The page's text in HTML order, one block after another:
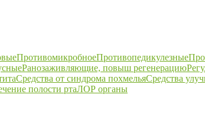
ПротивомикробноеПротивопедикулезные
Ранозаживляющие, повыш регенерацию
Средства от синдрома похмельяСредства
полости ртаЛОР органы